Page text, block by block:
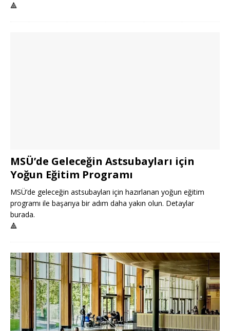
🔺
MSÜ’de Geleceğin Astsubayları için
Yoğun Eğitim Programı
MSÜ’de geleceğin astsubayları için hazırlanan yoğun eğitim
programı ile başarıya bir adım daha yakın olun. Detaylar
burada.
🔺